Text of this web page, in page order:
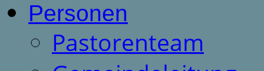
Personen
Pastorenteam